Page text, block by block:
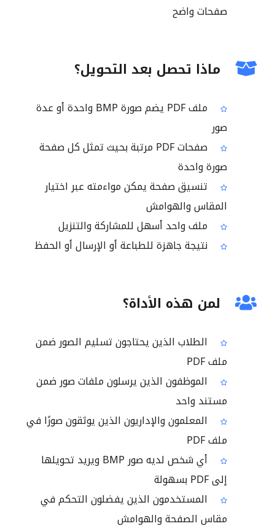
صفحات واضح
ماذا تحصل بعد التحويل؟
ملف PDF يضم صورة BMP واحدة أو عدة
صور
صفحات PDF مرتبة بحيث تمثل كل صفحة
صورة واحدة
تنسيق صفحة يمكن مواءمته عبر اختيار
المقاس والهوامش
ملف واحد أسهل للمشاركة والتنزيل
نتيجة جاهزة للطباعة أو الإرسال أو الحفظ
لمن هذه الأداة؟
الطلاب الذين يحتاجون تسليم الصور ضمن
ملف PDF
الموظفون الذين يرسلون ملفات صور ضمن
مستند واحد
المعلمون والإداريون الذين يوثقون صورًا في
ملف PDF
أي شخص لديه صور BMP ويريد تحويلها
إلى PDF بسهولة
المستخدمون الذين يفضلون التحكم في
مقاس الصفحة والهوامش